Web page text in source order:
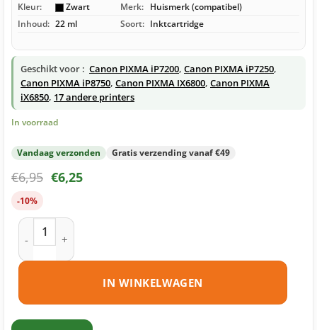
Kleur: Zwart Merk: Huismerk (compatibel)
Inhoud: 22 ml Soort: Inktcartridge
Geschikt voor : Canon PIXMA iP7200, Canon PIXMA iP7250,
Canon PIXMA iP8750, Canon PIXMA IX6800, Canon PIXMA
iX6850, 17 andere printers
In voorraad
Vandaag verzonden Gratis verzending vanaf €49
€6,95 €6,25
-10%
Canon PGI-550PGBK XL inktcartridge zwart huismerk aantal
IN WINKELWAGEN